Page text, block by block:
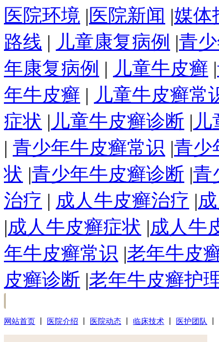
医院环境 |医院新闻 |媒体
路线 | 儿童康复病例 |青
年康复病例 | 儿童牛皮癣 |
年牛皮癣 | 儿童牛皮癣常
症状 | 儿童牛皮癣诊断 |
| 青少年牛皮癣常识 |青少
状 |青少年牛皮癣诊断 |青
治疗 | 成人牛皮癣治疗 |
|成人牛皮癣症状 |成人牛
年牛皮癣常识 |老年牛皮
皮癣诊断 |老年牛皮癣护
网站首页 医院介绍 医院动态 临床技术 医护团队